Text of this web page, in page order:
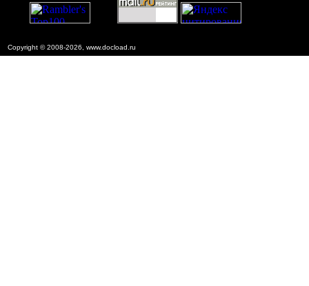
Copyright © 2008-2026, www.docload.ru